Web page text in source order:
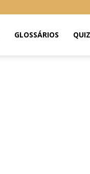
GLOSSÁRIOS QUIZ